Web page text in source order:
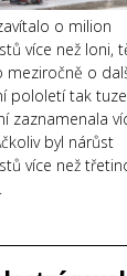
o milion
více než loni,
meziročně o
pololetí tak
zaznamenala
byl nárůst
více než